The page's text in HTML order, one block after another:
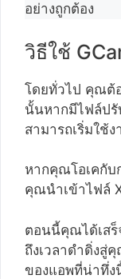
อย่างถูกต้อง
วิธีใช้
โดยทั่วไป คุณต้
นั้นหากมีไฟล์ปรั
สามารถเริ่มใช้
หากคุณโอเคกับ
คุณนำเข้าไฟล์
ตอนนี้คุณได้เส
ถึงเวลาดำดิ่งสู่
ของแอพที่น่าทึ่ง